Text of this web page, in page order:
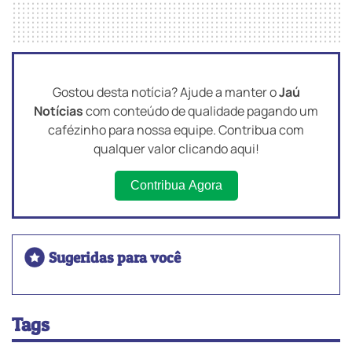
Gostou desta notícia? Ajude a manter oJaú
Notíciascom conteúdo de qualidade pagando um
cafézinho para nossa equipe. Contribua com
qualquer valor clicando aqui!
Contribua Agora
Sugeridas para você
Tags